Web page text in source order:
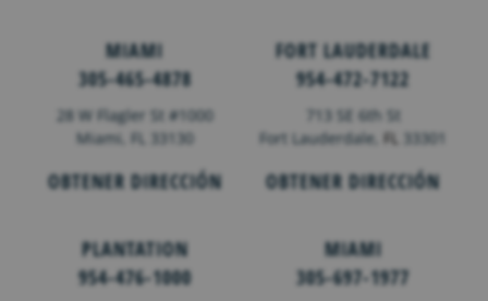
MIAMI
305-465-4878
28 W Flagler St #1000
Miami, FL 33130
OBTENER DIRECCIÓN
FORT LAUDERDALE
954-472-7122
713 SE 6th St
Fort Lauderdale,FL 33301
OBTENER DIRECCIÓN
PLANTATION
954-476-1000
MIAMI
305-697-1977